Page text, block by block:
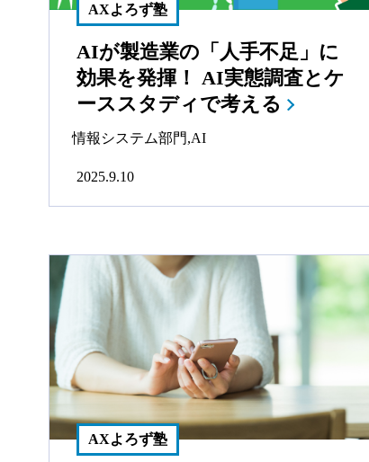
AXよろず塾
AIが製造業の「人手不足」に
効果を発揮！ AI実態調査とケ
ーススタディで考える
情報システム部門,AI
2025.9.10
AXよろず塾